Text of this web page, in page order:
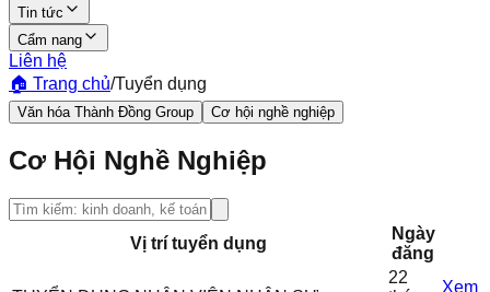
Tin tức
Cẩm nang
Liên hệ
🏠 Trang chủ/Tuyển dụng
Văn hóa Thành Đồng Group Cơ hội nghề nghiệp
Cơ Hội Nghề Nghiệp
Vị trí tuyển dụng
Ngày
đăng
22
Xem